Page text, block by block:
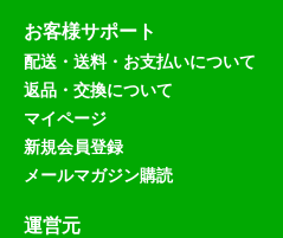
お客様サポート
配送・送料・お支払いについて
返品・交換について
マイページ
新規会員登録
メールマガジン購読
運営元